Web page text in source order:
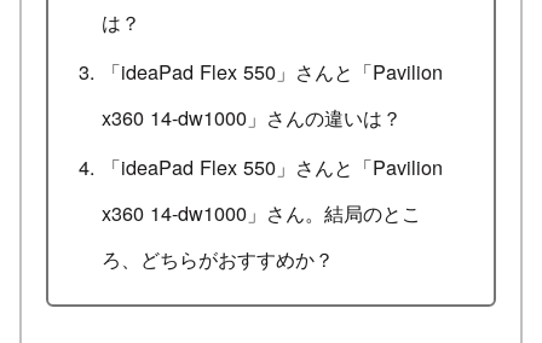
は？
「ideaPad Flex 550」さんと「Pavilion
x360 14-dw1000」さんの違いは？
「ideaPad Flex 550」さんと「Pavilion
x360 14-dw1000」さん。結局のとこ
ろ、どちらがおすすめか？